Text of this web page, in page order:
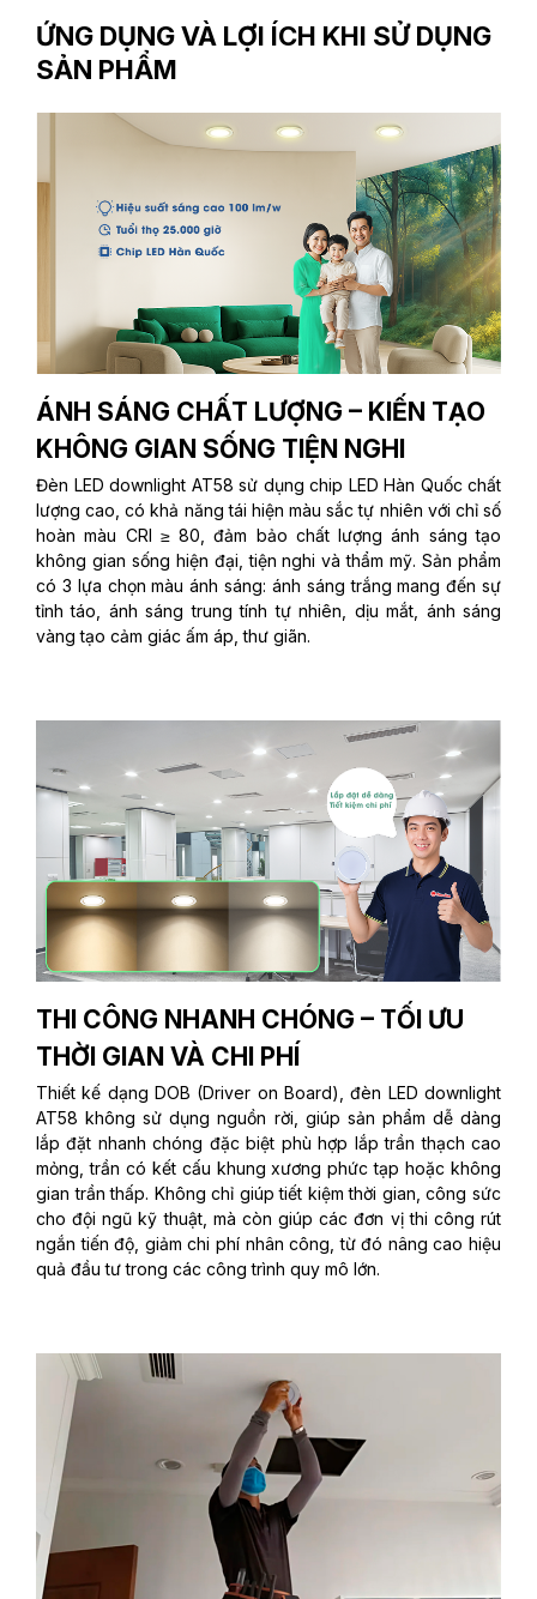
ỨNG DỤNG VÀ LỢI ÍCH KHI SỬ DỤNG
SẢN PHẨM
ÁNH SÁNG CHẤT LƯỢNG – KIẾN TẠO
KHÔNG GIAN SỐNG TIỆN NGHI
Đèn LED downlight AT58 sử dụng chip LED Hàn Quốc chất
lượng cao, có khả năng tái hiện màu sắc tự nhiên với chỉ số
hoàn màu CRI ≥ 80, đảm bảo chất lượng ánh sáng tạo
không gian sống hiện đại, tiện nghi và thẩm mỹ. Sản phẩm
có 3 lựa chọn màu ánh sáng: ánh sáng trắng mang đến sự
tỉnh táo, ánh sáng trung tính tự nhiên, dịu mắt, ánh sáng
vàng tạo cảm giác ấm áp, thư giãn.
THI CÔNG NHANH CHÓNG – TỐI ƯU
THỜI GIAN VÀ CHI PHÍ
Thiết kế dạng DOB (Driver on Board), đèn LED downlight
AT58 không sử dụng nguồn rời, giúp sản phẩm dễ dàng
lắp đặt nhanh chóng đặc biệt phù hợp lắp trần thạch cao
mỏng, trần có kết cấu khung xương phức tạp hoặc không
gian trần thấp. Không chỉ giúp tiết kiệm thời gian, công sức
cho đội ngũ kỹ thuật, mà còn giúp các đơn vị thi công rút
ngắn tiến độ, giảm chi phí nhân công, từ đó nâng cao hiệu
quả đầu tư trong các công trình quy mô lớn.